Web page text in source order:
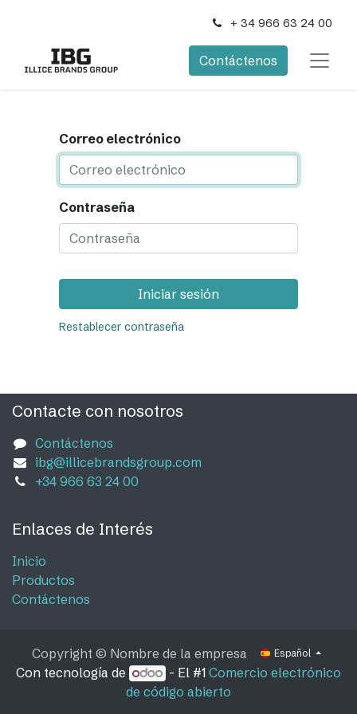
+ 34 966 63 24 00
Contáctenos
Correo electrónico
Contraseña
Iniciar sesión
Restablecer contraseña
Contacte con nosotros
Contáctenos
ibg@illicebrandsgroup.com
+34 966 63 24 00
Enlaces de Interés
Inicio
Productos
Contáctenos
Copyright © Nombre de la empresa Español
Con tecnología de - El #1Comercio electrónico
de código abierto